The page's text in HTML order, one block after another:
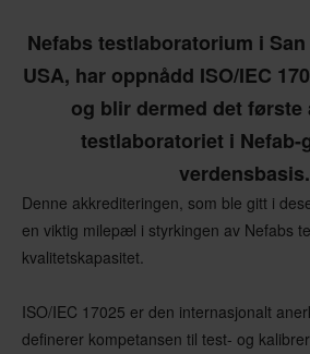
Nefabs testlaboratorium i
USA, har oppnådd ISO/IEC
og blir dermed det første
testlaboratoriet i Nefab-
verdensbasis.
Denne akkrediteringen, som ble gitt i
en viktig milepæl i styrkingen av Nefabs
kvalitetskapasitet.
ISO/IEC 17025 er den internasjonalt
definerer kompetansen til test- og